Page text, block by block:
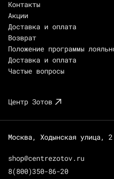
Контакты
Акции
Доставка и оплата
Возврат
Положение программы
Доставка и оплата
Частые вопросы
Центр Зотов
Москва, Ходынская улица,
shop@centrezotov.ru
8(800)350-86-20